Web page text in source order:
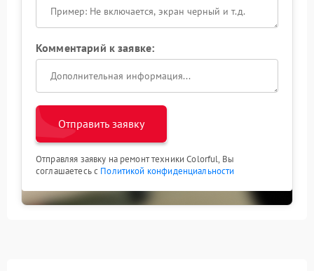
Комментарий к заявке:
Отправить заявку
Отправляя заявку на ремонт техники Colorful, Вы
соглашаетесь с Политикой конфиденциальности